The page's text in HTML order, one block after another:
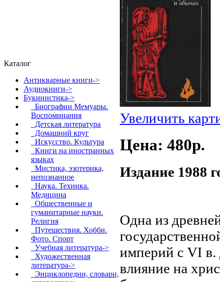
Каталог
Антикварные книги->
Аудиокниги->
Букинистика->
Биографии Мемуары.
Воспоминания
Детская литература
Домашний круг
Искусство. Культура
Книги на иностранных
языках
Мистика, эзотерика,
непознанное
Наука. Техника.
Медицина
Общественные и
гуманитарные науки.
Религия
Путешествия. Хобби.
Фото. Спорт
Учебная литература->
Художественная
литература->
Энциклопедии, словари,
Увеличить
Цена: 480p.
Издание 1988
Одна из
империй с VI в.
влияние на